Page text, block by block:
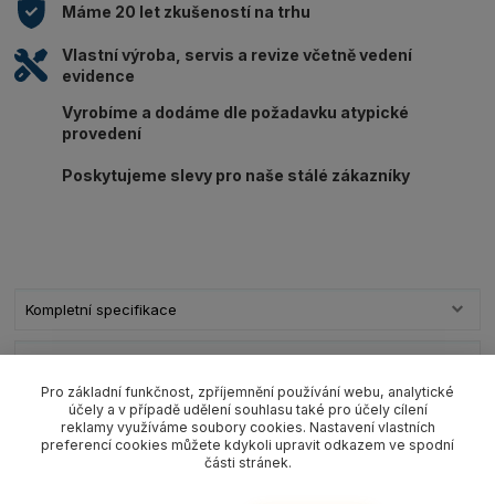
Máme 20 let zkušeností na trhu
Vlastní výroba, servis a revize včetně vedení
evidence
Vyrobíme a dodáme dle požadavku atypické
provedení
Poskytujeme slevy pro naše stálé zákazníky
Kompletní specifikace
Kompletní specifikace
Nekonečná kruhová smyčka PES typRS 25000
Pro základní funkčnost, zpříjemnění používání webu, analytické
účely a v případě udělení souhlasu také pro účely cílení
reklamy využíváme soubory cookies. Nastavení vlastních
preferencí cookies můžete kdykoli upravit odkazem ve spodní
části stránek.